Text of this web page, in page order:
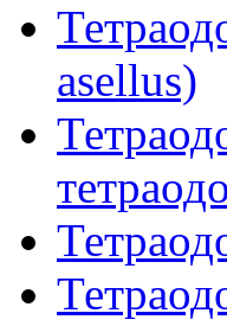
asellus)